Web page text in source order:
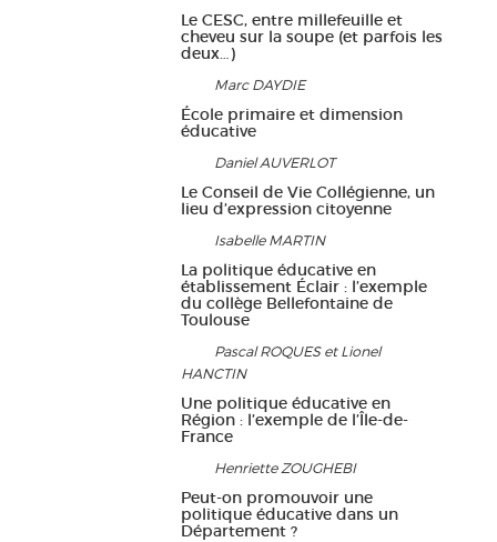
Le CESC, entre millefeuille et
cheveu sur la soupe (et parfois les
deux…)
Marc DAYDIE
École primaire et dimension
éducative
Daniel AUVERLOT
Le Conseil de Vie Collégienne, un
lieu d’expression citoyenne
Isabelle MARTIN
La politique éducative en
établissement Éclair : l’exemple
du collège Bellefontaine de
Toulouse
Pascal ROQUES et Lionel
HANCTIN
Une politique éducative en
Région : l’exemple de l’Île-de-
France
Henriette ZOUGHEBI
Peut-on promouvoir une
politique éducative dans un
Département ?